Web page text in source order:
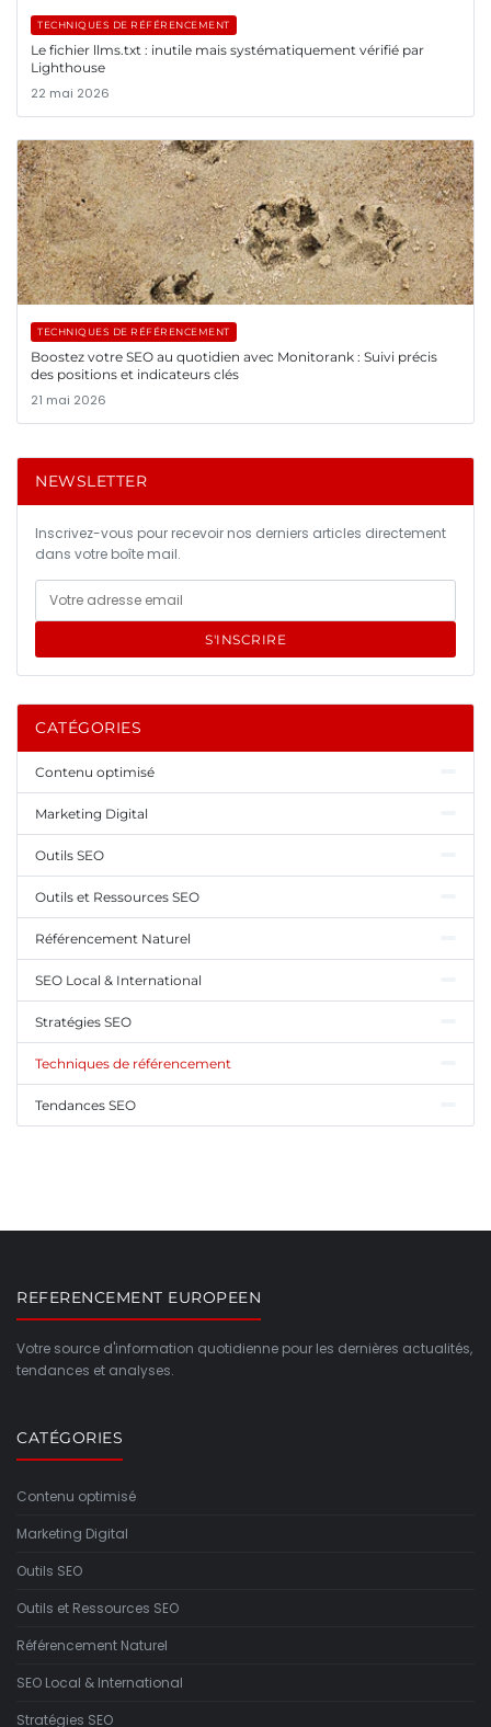
TECHNIQUES DE RÉFÉRENCEMENT
Le fichier llms.txt : inutile mais systématiquement vérifié par
Lighthouse
22 mai 2026
TECHNIQUES DE RÉFÉRENCEMENT
Boostez votre SEO au quotidien avec Monitorank : Suivi précis
des positions et indicateurs clés
21 mai 2026
NEWSLETTER
Inscrivez-vous pour recevoir nos derniers articles directement
dans votre boîte mail.
S'INSCRIRE
CATÉGORIES
Contenu optimisé
Marketing Digital
Outils SEO
Outils et Ressources SEO
Référencement Naturel
SEO Local & International
Stratégies SEO
Techniques de référencement
Tendances SEO
REFERENCEMENT EUROPEEN
Votre source d'information quotidienne pour les dernières actualités,
tendances et analyses.
CATÉGORIES
Contenu optimisé
Marketing Digital
Outils SEO
Outils et Ressources SEO
Référencement Naturel
SEO Local & International
Stratégies SEO